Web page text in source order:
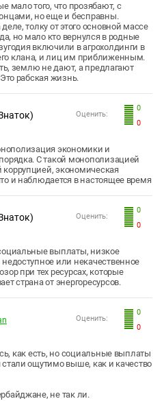
мало того, что прозябают, с
но еще и бесправны.
толку от этого основной массе
но мало кто вернулся в родные
включили в агрохолдинги в
клана, и лиц им приближенным.
землю не дают, а предлагают
Это рабская жизнь.
0
0
Оценить:
экономики и
С такой монополизацией
экономическая
и наблюдается в настоящее время
0
0
Оценить:
выплаты, низкое
недоступное или некачественное
при тех ресурсах, которые
страна от энергоресурсов.
0
0
Оценить:
как есть, но социальные выплаты
стали ощутимо выше, как и качество
не так ли.